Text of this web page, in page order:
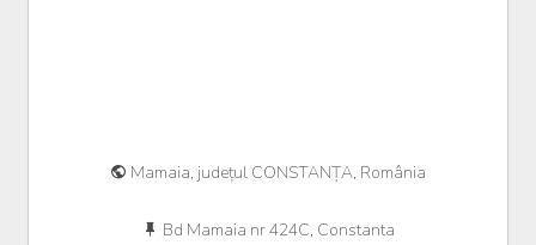
Mamaia, județul CONSTANȚA, România
Bd Mamaia nr 424C, Constanta